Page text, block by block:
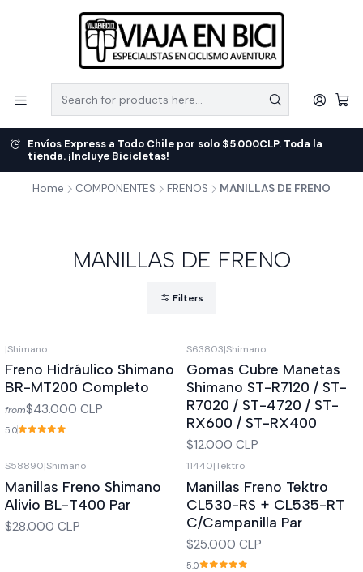
Envíos Express a Todo Chile por solo $5.000CLP. Toda la
tienda. ¡Incluye Bicicletas!
Home COMPONENTES FRENOS MANILLAS DE FRENO
MANILLAS DE FRENO
Filters
|Shimano
Freno Hidráulico Shimano
BR-MT200 Completo
from$43.000 CLP
5.0
S63803|Shimano
Gomas Cubre Manetas
Shimano ST-R7120 / ST-
R7020 / ST-4720 / ST-
RX600 / ST-RX400
$12.000 CLP
S58890|Shimano
Manillas Freno Shimano
Alivio BL-T400 Par
$28.000 CLP
11440|Tektro
Manillas Freno Tektro
CL530-RS + CL535-RT
C/Campanilla Par
$25.000 CLP
5.0